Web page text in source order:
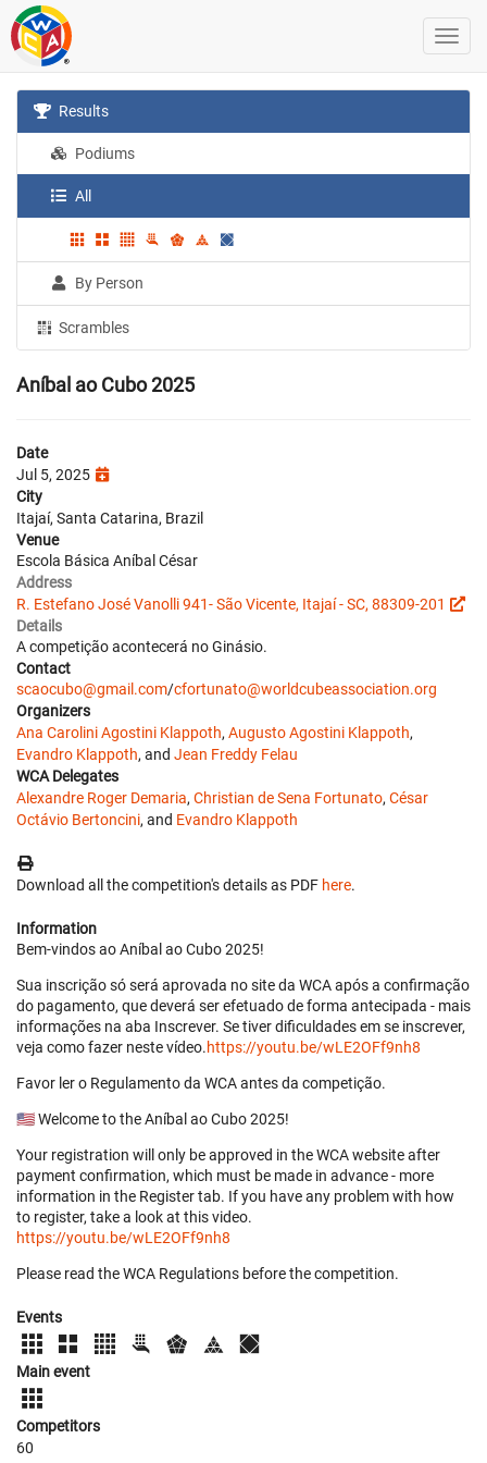
Results
Podiums
All
By Person
Scrambles
Aníbal ao Cubo 2025
Date
Jul 5, 2025
City
Itajaí, Santa Catarina, Brazil
Venue
Escola Básica Aníbal César
Address
R. Estefano José Vanolli 941- São Vicente, Itajaí - SC, 88309-201
Details
A competição acontecerá no Ginásio.
Contact
scaocubo@gmail.com/cfortunato@worldcubeassociation.org
Organizers
Ana Carolini Agostini Klappoth, Augusto Agostini Klappoth,
Evandro Klappoth, and Jean Freddy Felau
WCA Delegates
Alexandre Roger Demaria, Christian de Sena Fortunato, César
Octávio Bertoncini, and Evandro Klappoth
Download all the competition's details as PDF here.
Information
Bem-vindos ao Aníbal ao Cubo 2025!
Sua inscrição só será aprovada no site da WCA após a confirmação
do pagamento, que deverá ser efetuado de forma antecipada - mais
informações na aba Inscrever. Se tiver dificuldades em se inscrever,
veja como fazer neste vídeo.https://youtu.be/wLE2OFf9nh8
Favor ler o Regulamento da WCA antes da competição.
🇺🇸 Welcome to the Aníbal ao Cubo 2025!
Your registration will only be approved in the WCA website after
payment confirmation, which must be made in advance - more
information in the Register tab. If you have any problem with how
to register, take a look at this video.
https://youtu.be/wLE2OFf9nh8
Please read the WCA Regulations before the competition.
Events
Main event
Competitors
60